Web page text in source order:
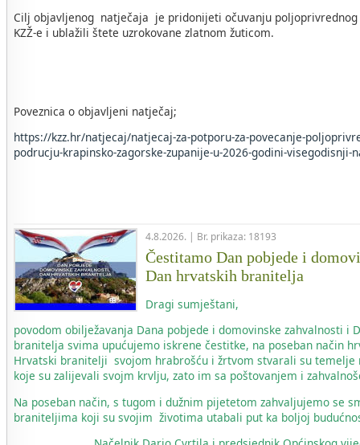
Cilj objavljenog natječaja je pridonijeti očuvanju
KZŽ-e i ublažili štete uzrokovane zlatnom žuticom.
Poveznica o objavljeni natječaj;
https://kzz.hr/natjecaj/natjecaj-za-potporu-za-povecanje-
podrucju-krapinsko-zagorske-zupanije-u-2026-godini-visegodisnji-
4.8.2026. | Br. prikaza: 18193
Čestitamo Dan pobjede i
Dan hrvatskih branitelja
Dragi sumještani,
povodom obilježavanja Dana pobjede i domovinske zahvalnosti i
branitelja svima upućujemo iskrene čestitke, na poseban način
Hrvatski branitelji svojom hrabrošću i žrtvom stvarali su temelje
koje su zalijevali svojm krvlju, zato im sa poštovanjem i
Na poseban način, s tugom i dužnim pijetetom zahvaljujemo se
braniteljima koji su svojim životima utabali put ka boljoj